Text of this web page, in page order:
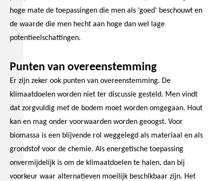
hoge mate de toepassingen die men als ‘goed’ beschouwt en
de waarde die men hecht aan hoge dan wel lage
potentieelschattingen.
Punten van overeenstemming
Er zijn zeker ook punten van overeenstemming. De
klimaatdoelen worden niet ter discussie gesteld. Men vindt
dat zorgvuldig met de bodem moet worden omgegaan. Hout
kan en mag onder voorwaarden worden geoogst. Voor
biomassa is een blijvende rol weggelegd als materiaal en als
grondstof voor de chemie. Als energetische toepassing
onvermijdelijk is om de klimaatdoelen te halen, dan bij
voorkeur waar alternatieven moeilijk beschikbaar zijn. Het